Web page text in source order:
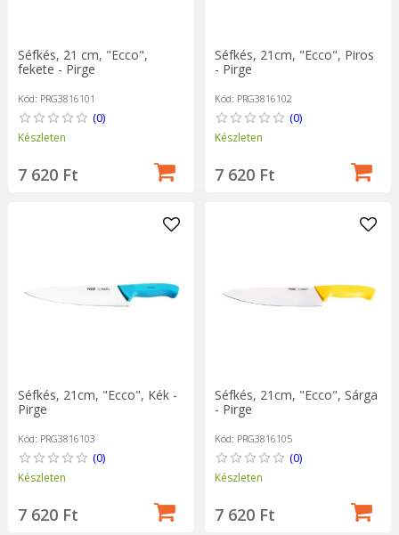
Séfkés, 21 cm, "Ecco",
fekete - Pirge
Kód: PRG3816101
(0)
Készleten
7 620 Ft
Séfkés, 21cm, "Ecco", Piros
- Pirge
Kód: PRG3816102
(0)
Készleten
7 620 Ft
Séfkés, 21cm, "Ecco", Kék -
Pirge
Kód: PRG3816103
(0)
Készleten
7 620 Ft
Séfkés, 21cm, "Ecco", Sárga
- Pirge
Kód: PRG3816105
(0)
Készleten
7 620 Ft